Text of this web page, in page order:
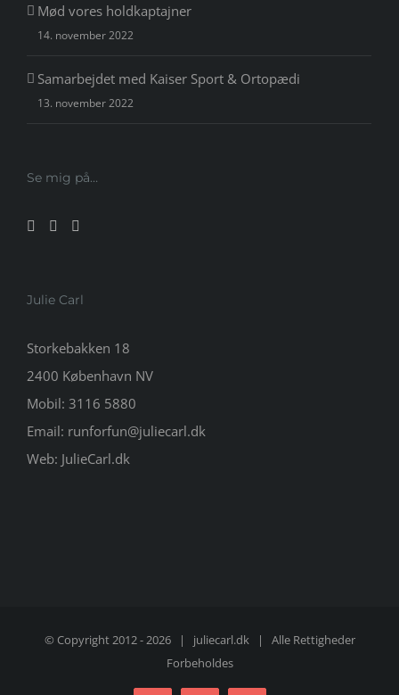
Mød vores holdkaptajner
14. november 2022
Samarbejdet med Kaiser Sport & Ortopædi
13. november 2022
Se mig på…
Julie Carl
Storkebakken 18
2400 København NV
Mobil: 3116 5880
Email: runforfun@juliecarl.dk
Web: JulieCarl.dk
© Copyright 2012 -2026 | juliecarl.dk| Alle Rettigheder
Forbeholdes